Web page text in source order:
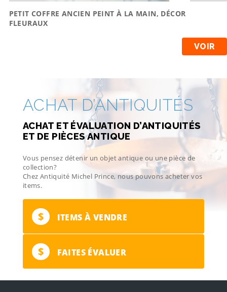
PETIT COFFRE ANCIEN PEINT À LA MAIN, DÉCOR
FLEURAUX
VOIR
ACHAT D’ANTIQUITÉS
ACHAT ET ÉVALUATION D’ANTIQUITÉS
ET DE PIÈCES ANTIQUE
Vous pensez détenir un objet antique ou une pièce de
collection?
Chez Antiquité Michel Prince, nous pouvons acheter vos
items.
$ ITEMS À VENDRE
$ FAITES ÉVALUER